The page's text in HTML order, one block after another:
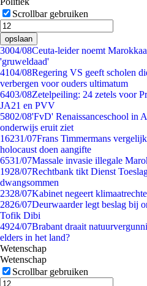
Scrollbar gebruiken
opslaan
3004/08Ceuta-leider noemt
'gruweldaad'
4104/08Regering VS geeft scholen
verbergen voor ouders ultimatum
6403/08Zetelpeiling: 24 zetels voor
JA21 en PVV
5802/08'FvD' Renaissanceschool in
onderwijs eruit ziet
16231/07Frans Timmermans
holocaust doen aangifte
6531/07Massale invasie illegale
1928/07Rechtbank tikt Dienst
dwangsommen
2328/07Kabinet negeert
2826/07Deurwaarder legt beslag bij
Tofik Dibi
4924/07Brabant draait
elders in het land?
Wetenschap
Wetenschap
Scrollbar gebruiken